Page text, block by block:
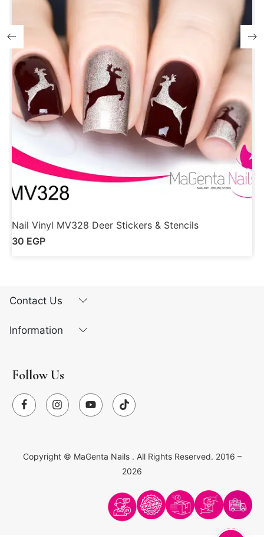
Nail Vinyl MV328 Deer Stickers & Stencils
30 EGP
Contact Us
Information
Follow Us
Copyright © MaGenta Nails . All Rights Reserved. 2016 –
2026